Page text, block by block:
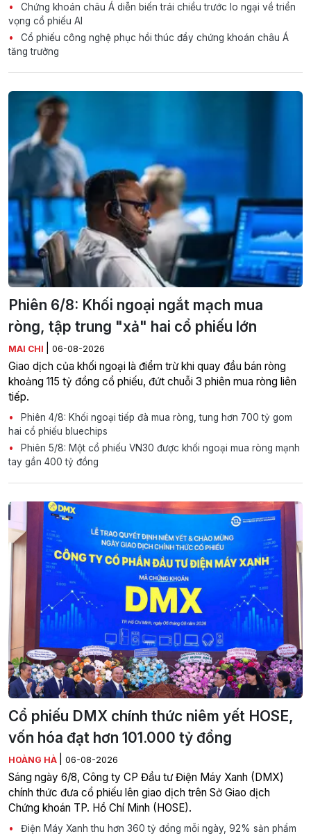
Chứng khoán châu Á diễn biến trái chiều trước lo ngại về triển
vọng cổ phiếu AI
Cổ phiếu công nghệ phục hồi thúc đẩy chứng khoán châu Á
tăng trưởng
Phiên 6/8: Khối ngoại ngắt mạch mua
ròng, tập trung "xả" hai cổ phiếu lớn
MAI CHI 06-08-2026
Giao dịch của khối ngoại là điểm trừ khi quay đầu bán ròng
khoảng 115 tỷ đồng cổ phiếu, đứt chuỗi 3 phiên mua ròng liên
tiếp.
Phiên 4/8: Khối ngoại tiếp đà mua ròng, tung hơn 700 tỷ gom
hai cổ phiếu bluechips
Phiên 5/8: Một cổ phiếu VN30 được khối ngoại mua ròng mạnh
tay gần 400 tỷ đồng
Cổ phiếu DMX chính thức niêm yết HOSE,
vốn hóa đạt hơn 101.000 tỷ đồng
HOÀNG HÀ 06-08-2026
Sáng ngày 6/8, Công ty CP Đầu tư Điện Máy Xanh (DMX)
chính thức đưa cổ phiếu lên giao dịch trên Sở Giao dịch
Chứng khoán TP. Hồ Chí Minh (HOSE).
Điện Máy Xanh thu hơn 360 tỷ đồng mỗi ngày, 92% sản phẩm